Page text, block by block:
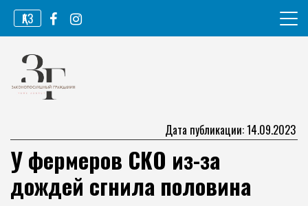
Перейти
содержимому
ҚАЗ
Законопослушный гражданин
Дата публикации: 14.09.2023
У фермеров СКО из-за
дождей сгнила половина